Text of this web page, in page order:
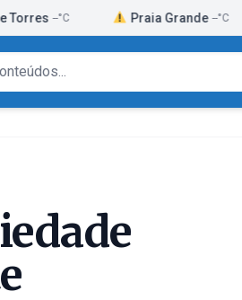
--°C Praia Grande --°C